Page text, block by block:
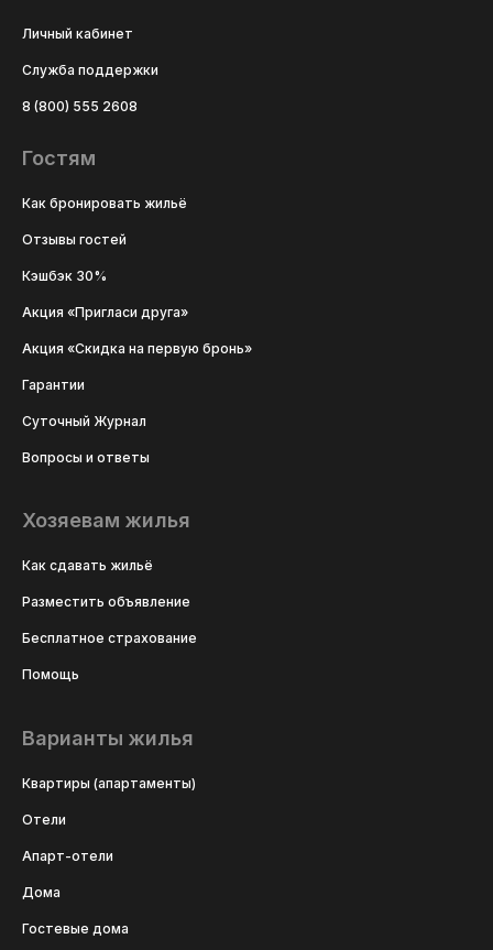
Личный кабинет
Служба поддержки
8 (800) 555 2608
Гостям
Как бронировать жильё
Отзывы гостей
Кэшбэк 30%
Акция «Пригласи друга»
Акция «Скидка на первую бронь»
Гарантии
Суточный Журнал
Вопросы и ответы
Хозяевам жилья
Как сдавать жильё
Разместить объявление
Бесплатное страхование
Помощь
Варианты жилья
Квартиры (апартаменты)
Отели
Апарт-отели
Дома
Гостевые дома